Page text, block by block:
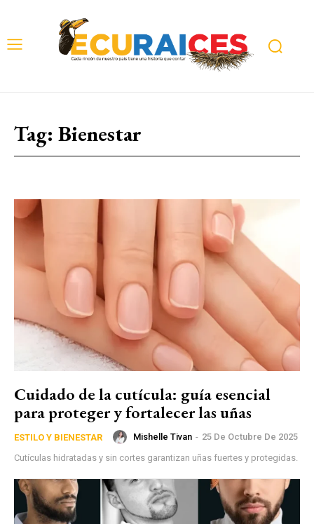
Tag: Bienestar
Cuidado de la cutícula: guía esencial
para proteger y fortalecer las uñas
ESTILO Y BIENESTAR Mishelle Tivan - 25 De Octubre De 2025
Cutículas hidratadas y sin cortes garantizan uñas fuertes y protegidas.